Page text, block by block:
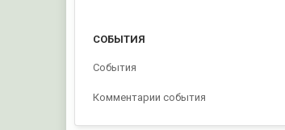
СОБЫТИЯ
События
Комментарии события